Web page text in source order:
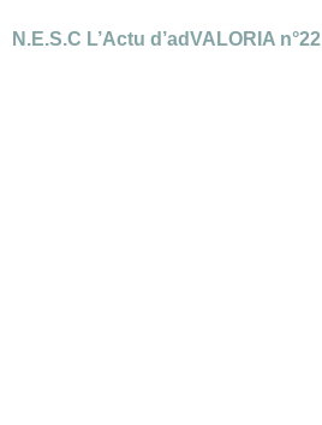
N.E.S.C L’Actu d’adVALORIA n°22